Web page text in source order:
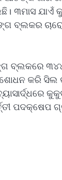
୩ମାସ ଯାଏଁ
ବ୍ଲକର
ବ୍ଲକରେ
କରି
ପଦକ୍ଷେପ